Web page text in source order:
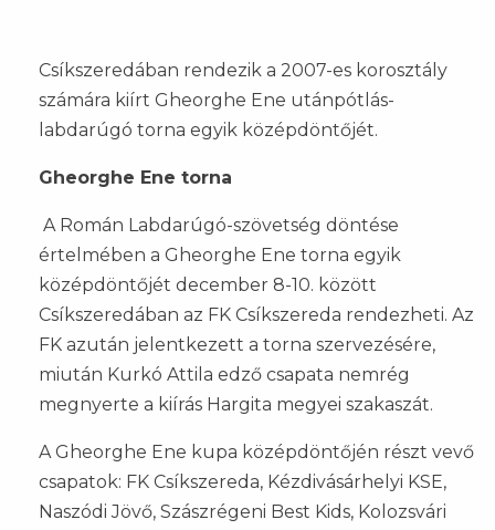
Csíkszeredában rendezik a 2007-es korosztály
számára kiírt Gheorghe Ene utánpótlás-
labdarúgó torna egyik középdöntőjét.
Gheorghe Ene torna
A Román Labdarúgó-szövetség döntése
értelmében a Gheorghe Ene torna egyik
középdöntőjét december 8-10. között
Csíkszeredában az FK Csíkszereda rendezheti. Az
FK azután jelentkezett a torna szervezésére,
miután Kurkó Attila edző csapata nemrég
megnyerte a kiírás Hargita megyei szakaszát.
A Gheorghe Ene kupa középdöntőjén részt vevő
csapatok: FK Csíkszereda, Kézdivásárhelyi KSE,
Naszódi Jövő, Szászrégeni Best Kids, Kolozsvári